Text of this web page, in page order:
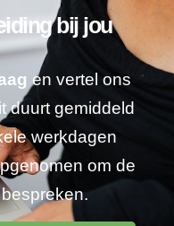
bij jou
en vertel ons
duurt gemiddeld
werkdagen
om de